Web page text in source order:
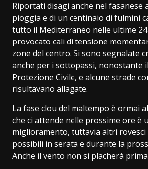
Riportati disagi anche nel fasanese
pioggia e di un centinaio di fulmini
tutto il Mediterraneo nelle ultime
provocato cali di tensione
zone del centro. Si sono segnalate
anche per i sottopassi, nonostante
Protezione Civile, e alcune strade
risultavano allagate.
La fase clou del maltempo è ormai
che ci attende nelle prossime ore è
miglioramento, tuttavia altri rovesci
possibili in serata e durante la
Anche il vento non si placherà